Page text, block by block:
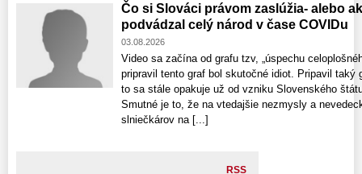
Čo si Slováci právom zaslúžia- alebo
podvádzal celý národ v čase COVIDu
03.08.2026
Video sa začína od grafu tzv, „úspechu
pripravil tento graf bol skutočné idiot. Pripavil taký
to sa stále opakuje už od vzniku Slovenského
Smutné je to, že na vtedajšie nezmysly a
slniečkárov na [...]
RSS